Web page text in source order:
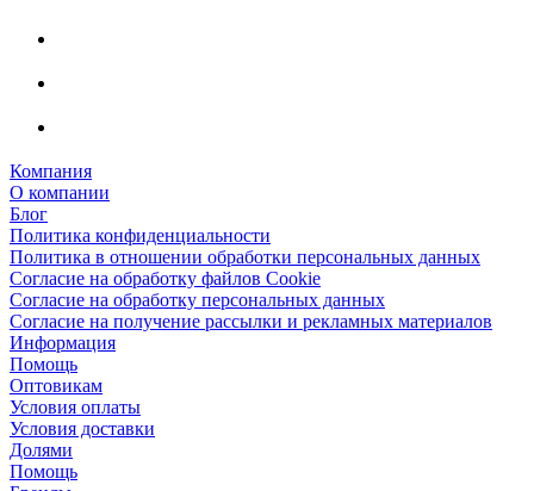
Компания
О компании
Блог
Политика конфиденциальности
Политика в отношении обработки персональных данных
Согласие на обработку файлов Cookie
Согласие на обработку персональных данных
Согласие на получение рассылки и рекламных материалов
Информация
Помощь
Оптовикам
Условия оплаты
Условия доставки
Долями
Помощь